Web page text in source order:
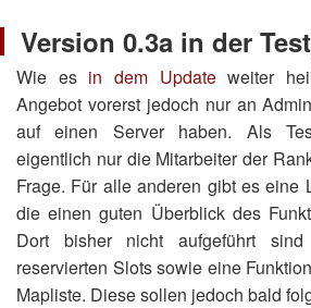
Version 0.3a in der
Wie es in dem Updateweiter
Angebot vorerst jedoch nur an
auf einen Server haben. Als
eigentlich nur die Mitarbeiter der
Frage. Für alle anderen gibt es eine
die einen guten Überblick des
Dort bisher nicht aufgeführt
reservierten Slots sowie eine
Mapliste. Diese sollen jedoch bald